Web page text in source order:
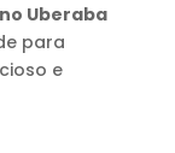
no Uberaba
para
e